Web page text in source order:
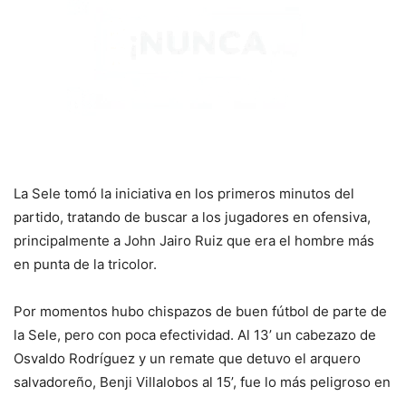
La Sele tomó la iniciativa en los primeros minutos del
partido, tratando de buscar a los jugadores en ofensiva,
principalmente a John Jairo Ruiz que era el hombre más
en punta de la tricolor.
Por momentos hubo chispazos de buen fútbol de parte de
la Sele, pero con poca efectividad. Al 13’ un cabezazo de
Osvaldo Rodríguez y un remate que detuvo el arquero
salvadoreño, Benji Villalobos al 15’, fue lo más peligroso en